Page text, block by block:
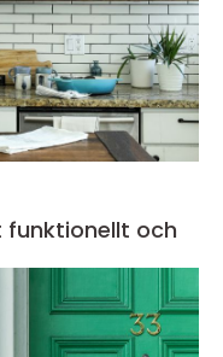
funktionellt och